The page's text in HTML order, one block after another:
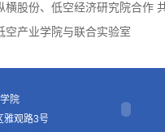
横股份、低空经济研究院合作
空产业学院与联合实验室
院
雅观路3号